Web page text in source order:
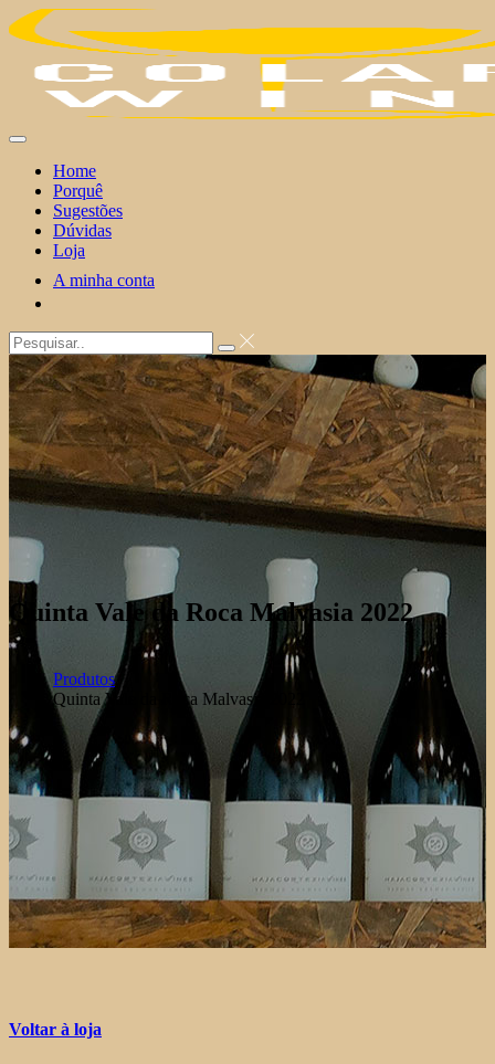
Skip
to
Home
Porquê
Sugestões
Dúvidas
Loja
A minha conta
Quinta Vale da Roca Malvasia 2022
Produtos
Quinta Vale da Roca Malvasia 2022
Voltar à loja